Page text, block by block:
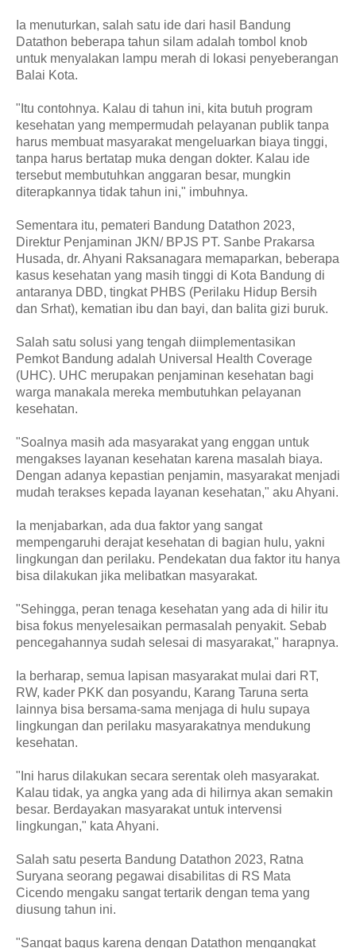
Ia menuturkan, salah satu ide dari hasil Bandung
Datathon beberapa tahun silam adalah tombol knob
untuk menyalakan lampu merah di lokasi penyeberangan
Balai Kota.
"Itu contohnya. Kalau di tahun ini, kita butuh program
kesehatan yang mempermudah pelayanan publik tanpa
harus membuat masyarakat mengeluarkan biaya tinggi,
tanpa harus bertatap muka dengan dokter. Kalau ide
tersebut membutuhkan anggaran besar, mungkin
diterapkannya tidak tahun ini," imbuhnya.
Sementara itu, pemateri Bandung Datathon 2023,
Direktur Penjaminan JKN/ BPJS PT. Sanbe Prakarsa
Husada, dr. Ahyani Raksanagara memaparkan, beberapa
kasus kesehatan yang masih tinggi di Kota Bandung di
antaranya DBD, tingkat PHBS (Perilaku Hidup Bersih
dan Srhat), kematian ibu dan bayi, dan balita gizi buruk.
Salah satu solusi yang tengah diimplementasikan
Pemkot Bandung adalah Universal Health Coverage
(UHC). UHC merupakan penjaminan kesehatan bagi
warga manakala mereka membutuhkan pelayanan
kesehatan.
"Soalnya masih ada masyarakat yang enggan untuk
mengakses layanan kesehatan karena masalah biaya.
Dengan adanya kepastian penjamin, masyarakat menjadi
mudah terakses kepada layanan kesehatan," aku Ahyani.
Ia menjabarkan, ada dua faktor yang sangat
mempengaruhi derajat kesehatan di bagian hulu, yakni
lingkungan dan perilaku. Pendekatan dua faktor itu hanya
bisa dilakukan jika melibatkan masyarakat.
"Sehingga, peran tenaga kesehatan yang ada di hilir itu
bisa fokus menyelesaikan permasalah penyakit. Sebab
pencegahannya sudah selesai di masyarakat," harapnya.
Ia berharap, semua lapisan masyarakat mulai dari RT,
RW, kader PKK dan posyandu, Karang Taruna serta
lainnya bisa bersama-sama menjaga di hulu supaya
lingkungan dan perilaku masyarakatnya mendukung
kesehatan.
"Ini harus dilakukan secara serentak oleh masyarakat.
Kalau tidak, ya angka yang ada di hilirnya akan semakin
besar. Berdayakan masyarakat untuk intervensi
lingkungan," kata Ahyani.
Salah satu peserta Bandung Datathon 2023, Ratna
Suryana seorang pegawai disabilitas di RS Mata
Cicendo mengaku sangat tertarik dengan tema yang
diusung tahun ini.
"Sangat bagus karena dengan Datathon mengangkat